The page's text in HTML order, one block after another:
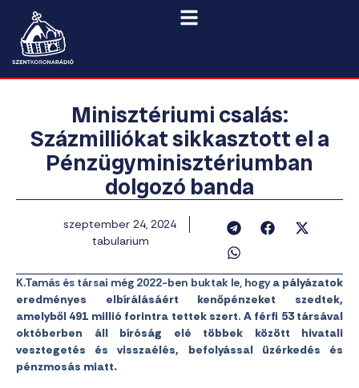
Minisztériumi csalás:
Százmilliókat sikkasztott el a
Pénzügyminisztériumban
dolgozó banda
szeptember 24, 2024
tabularium
K.Tamás és társai még 2022-ben buktak le, hogya pályázatok
eredményes elbírálásáért kenőpénzeket szedtek,
amelyből 491 millió forintra tettek szert. A férfi 53 társával
októberben áll bíróság elé többek között hivatali
vesztegetés és visszaélés, befolyással üzérkedés és
pénzmosás miatt.